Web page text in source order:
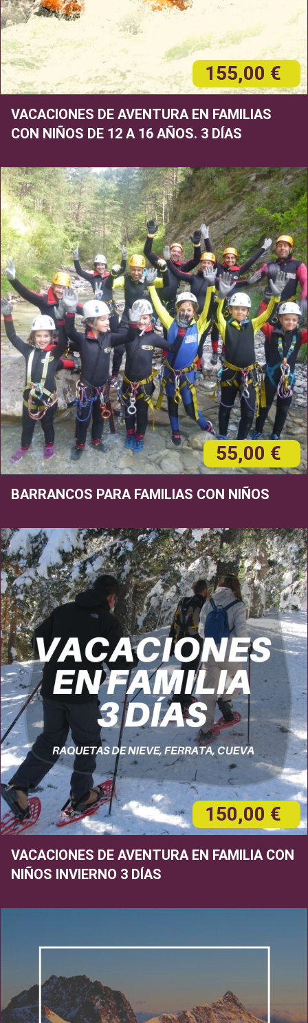
155,00 €
VACACIONES DE AVENTURA EN FAMILIAS
CON NIÑOS DE 12 A 16 AÑOS. 3 DÍAS
55,00 €
BARRANCOS PARA FAMILIAS CON NIÑOS
150,00 €
VACACIONES DE AVENTURA EN FAMILIA CON
NIÑOS INVIERNO 3 DÍAS